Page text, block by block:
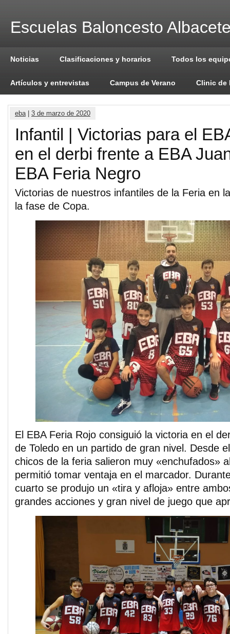
Escuelas Baloncesto
Noticias Clasificaciones y horarios Todos los
Artículos y entrevistas Campus de Verano Clinic de
eba| 3 de marzo de 2020
Infantil | Victorias para el
en el derbi frente a EBA
EBA Feria Negro
Victorias de nuestros infantiles de la Feria en
la fase de Copa.
El EBA Feria Rojo consiguió la victoria en el
de Toledo en un partido de gran nivel. Desde
chicos de la feria salieron muy «enchufados»
permitió tomar ventaja en el marcador.
cuarto se produjo un «tira y afloja» entre
grandes acciones y gran nivel de juego que